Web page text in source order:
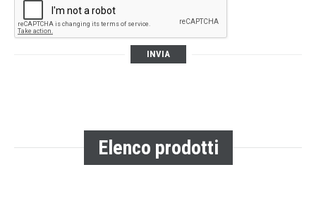
INVIA
Elenco prodotti